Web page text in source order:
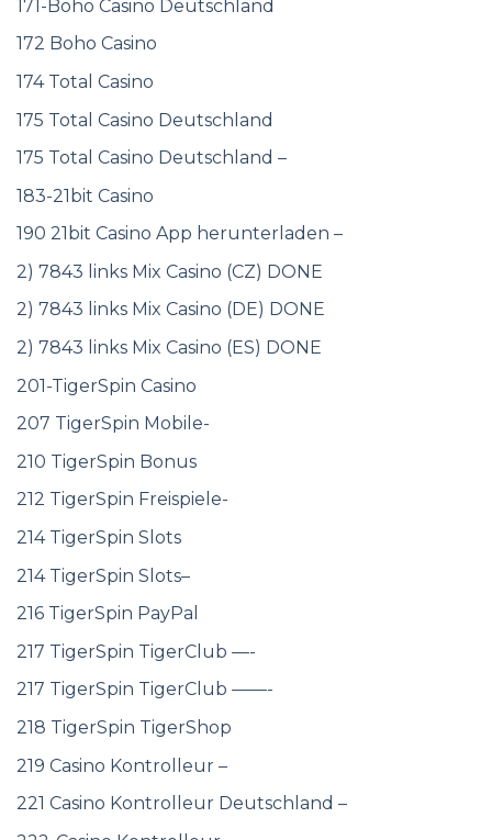
171-Boho Casino Deutschland
172 Boho Casino
174 Total Casino
175 Total Casino Deutschland
175 Total Casino Deutschland –
183-21bit Casino
190 21bit Casino App herunterladen –
2) 7843 links Mix Casino (CZ) DONE
2) 7843 links Mix Casino (DE) DONE
2) 7843 links Mix Casino (ES) DONE
201-TigerSpin Casino
207 TigerSpin Mobile-
210 TigerSpin Bonus
212 TigerSpin Freispiele-
214 TigerSpin Slots
214 TigerSpin Slots–
216 TigerSpin PayPal
217 TigerSpin TigerClub —-
217 TigerSpin TigerClub ——-
218 TigerSpin TigerShop
219 Casino Kontrolleur –
221 Casino Kontrolleur Deutschland –